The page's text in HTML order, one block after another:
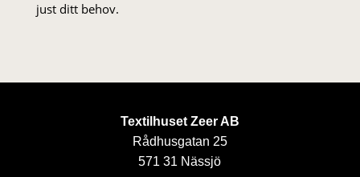
just ditt behov.
Textilhuset Zeer AB
Rådhusgatan 25
571 31 Nässjö